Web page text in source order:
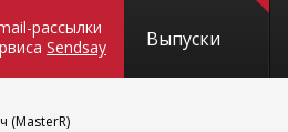
рассылки
Sendsay Выпуски
(MasterR)